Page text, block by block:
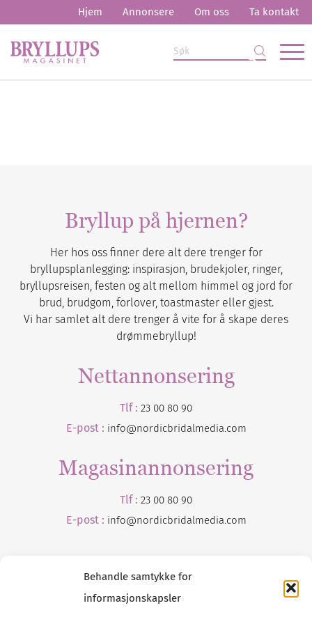
Behandle samtykke for
informasjonskapsler
Hjem Annonsere Om oss Ta kontakt
Bryllup på hjernen?
Her hos oss finner dere alt dere trenger for
bryllupsplanlegging: inspirasjon, brudekjoler, ringer,
bryllupsreisen, festen og alt mellom himmel og jord for
brud, brudgom, forlover, toastmaster eller gjest.
Vi har samlet alt dere trenger å vite for å skape deres
drømmebryllup!
Nettannonsering
Tlf : 23 00 80 90
E-post : info@nordicbridalmedia.com
Magasinannonsering
Tlf : 23 00 80 90
E-post : info@nordicbridalmedia.com